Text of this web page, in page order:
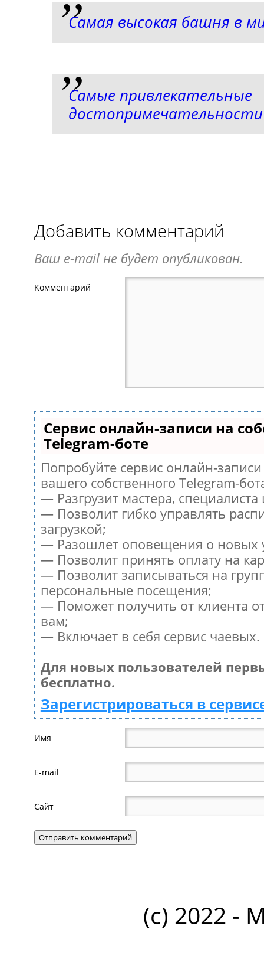
Самая высокая башня в
Самые привлекательные
Добавить комментарий
Ваш e-mail не будет опубликован.
Комментарий
Сервис онлайн-записи на
Telegram-боте
Попробуйте сервис онлайн-
вашего собственного Telegram-
— Разгрузит мастера,
— Позволит гибко управлять
загрузкой;
— Разошлет оповещения о новых
— Позволит принять оплату на
— Позволит записываться на
персональные посещения;
— Поможет получить от клиента
вам;
— Включает в себя сервис чаевых.
Для новых пользователей
бесплатно.
Зарегистрироваться в
Имя
E-mail
Сайт
(c) 2022 -